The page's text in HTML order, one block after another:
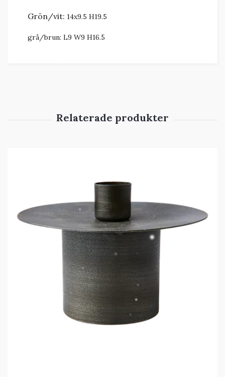
Grön/vit: 14x9.5 H19.5
grå/brun: L9 W9 H16.5